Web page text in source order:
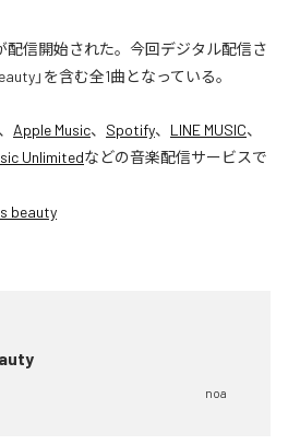
配信開始された。今回デジタル配信さ
」を含む全1曲となっている。
Apple Music、 Spotify、 LINE MUSIC、
Unlimitedなどの音楽配信サービスで
beauty
noa